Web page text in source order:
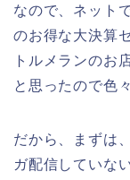
なので、ネット
のお得な大決算
トルメランのお
と思ったので色
だから、まずは
ガ配信していな